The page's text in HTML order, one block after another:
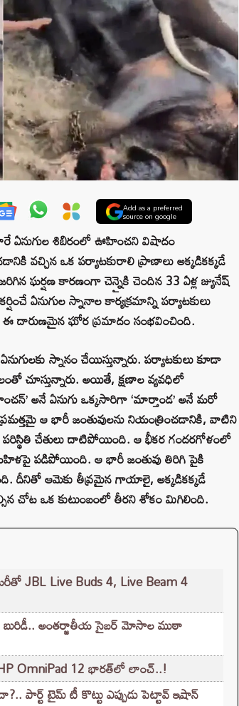
Add as a preferred
source on google
ఏనుగుల శిబిరంలో ఊహించని విషాదం
వచ్చిన ఒక పర్యాటకురాలి ప్రాణాలు అక్కడికక్కడే
ఘర్షణ కారణంగా చెన్నైకి చెందిన 33 ఏళ్ల జ్యునేష్
ఏనుగుల స్నానాల కార్యక్రమాన్ని పర్యాటకులు
ఈ దారుణమైన ఘోర ప్రమాదం సంభవించింది.
స్నానం చేయిస్తున్నారు. పర్యాటకులు కూడా
చూస్తున్నారు. అయితే, క్షణాల వ్యవధిలో
అనే ఏనుగు ఒక్కసారిగా ‘మార్తాండ’ అనే మరో
ఆ భారీ జంతువులను నియంత్రించడానికి, వాటిని
చేతులు దాటిపోయింది. ఆ భీకర గందరగోళంలో
మహిళపై పడిపోయింది. ఆ భారీ జంతువు తిరిగి పైకి
దీనితో ఆమెకు తీవ్రమైన గాయాలై, అక్కడికక్కడే
చోట ఒక కుటుంబంలో తీరని శోకం మిగిలింది.
JBL Live Buds 4, Live Beam 4
బురిడీ.. అంతర్జాతీయ సైబర్ మోసాల ముఠా
HP OmniPad 12 భారత్‌లో లాంచ్..!
పార్ట్ టైమ్ టీ కొట్టు ఎప్పుడు పెట్టావ్ ఇషాన్